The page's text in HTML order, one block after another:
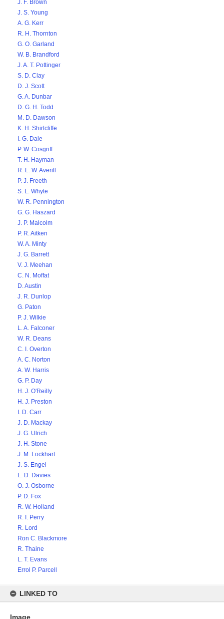
J. F. Brown
J. S. Young
A. G. Kerr
R. H. Thornton
G. O. Garland
W. B. Brandford
J. A. T. Pottinger
S. D. Clay
D. J. Scott
G. A. Dunbar
D. G. H. Todd
M. D. Dawson
K. H. Shirtcliffe
I. G. Dale
P. W. Cosgriff
T. H. Hayman
R. L. W. Averill
P. J. Freeth
S. L. Whyte
W. R. Pennington
G. G. Haszard
J. P. Malcolm
P. R. Aitken
W. A. Minty
J. G. Barrett
V. J. Meehan
C. N. Moffat
D. Austin
J. R. Dunlop
G. Paton
P. J. Wilkie
L. A. Falconer
W. R. Deans
C. I. Overton
A. C. Norton
A. W. Harris
G. P. Day
H. J. O'Reilly
H. J. Preston
I. D. Carr
J. D. Mackay
J. G. Ulrich
J. H. Stone
J. M. Lockhart
J. S. Engel
L. D. Davies
O. J. Osborne
P. D. Fox
R. W. Holland
R. I. Perry
R. Lord
Ron C. Blackmore
R. Thaine
L. T. Evans
Errol P. Parcell
LINKED TO
Image